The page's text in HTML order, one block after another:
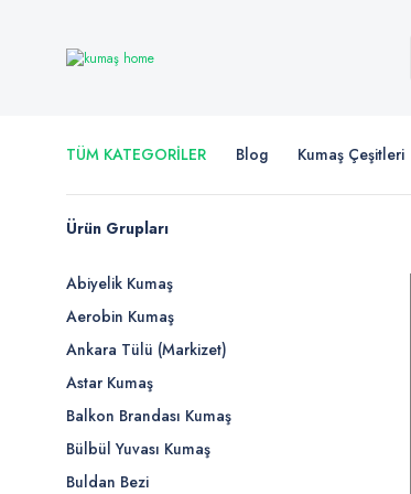
TÜM KATEGORİLER Blog Kumaş Çeşitleri
Ürün Grupları
Abiyelik Kumaş
Aerobin Kumaş
Ankara Tülü (Markizet)
Astar Kumaş
Balkon Brandası Kumaş
Bülbül Yuvası Kumaş
Buldan Bezi